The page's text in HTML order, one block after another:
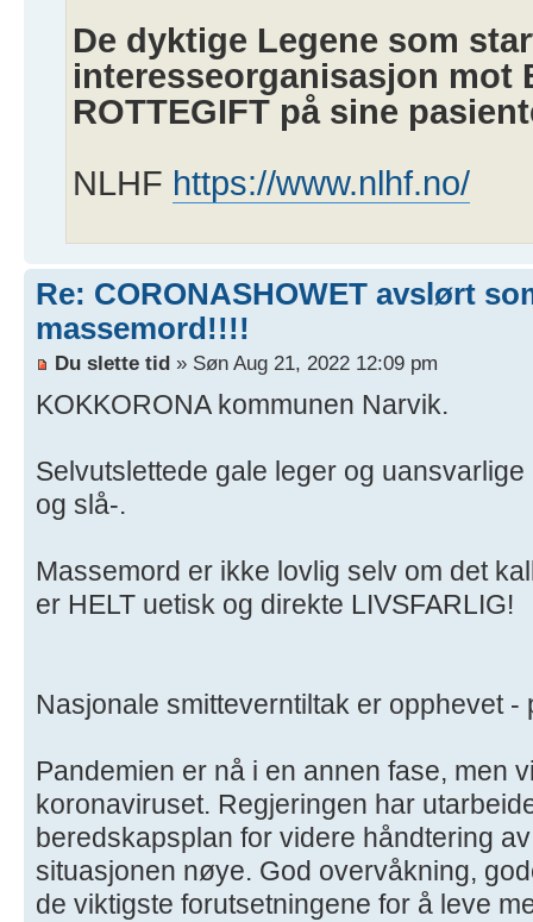
De dyktige Legene som
interesseorganisasjon mot
ROTTEGIFT på sine
NLHF https://www.nlhf.no/
Re: CORONASHOWET avslørt
massemord!!!!
Du slette tid » Søn Aug 21, 2022 12:09 pm
KOKKORONA kommunen Narvik.
Selvutslettede gale leger og
og slå-.
Massemord er ikke lovlig selv om det
er HELT uetisk og direkte LIVSFARLIG!
Nasjonale smitteverntiltak er opphevet
Pandemien er nå i en annen fase, men
koronaviruset. Regjeringen har
beredskapsplan for videre håndtering
situasjonen nøye. God overvåkning,
de viktigste forutsetningene for å leve